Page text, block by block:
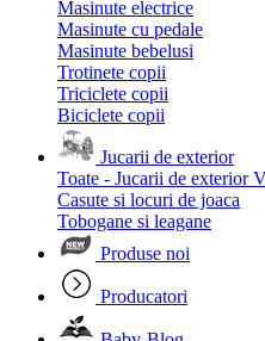
Masinute electrice
Masinute cu pedale
Masinute bebelusi
Trotinete copii
Triciclete copii
Biciclete copii
Jucarii de exterior
Toate - Jucarii de exterior
Casute si locuri de joaca
Tobogane si leagane
Produse noi
Producatori